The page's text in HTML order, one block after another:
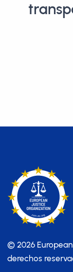
© 2026
derechos